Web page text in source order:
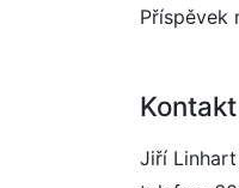
Příspěvek
Jiří Linhart